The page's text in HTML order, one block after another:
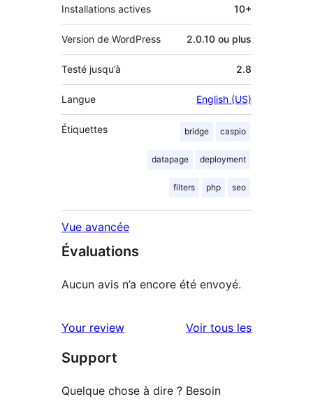
Installations actives 10+
Version de WordPress 2.0.10 ou plus
Testé jusqu’à 2.8
Langue English (US)
Étiquettes bridge caspio
datapage deployment
filters php seo
Vue avancée
Évaluations
Aucun avis n’a encore été envoyé.
Your review Voir tous lesavis
Support
Quelque chose à dire ? Besoin